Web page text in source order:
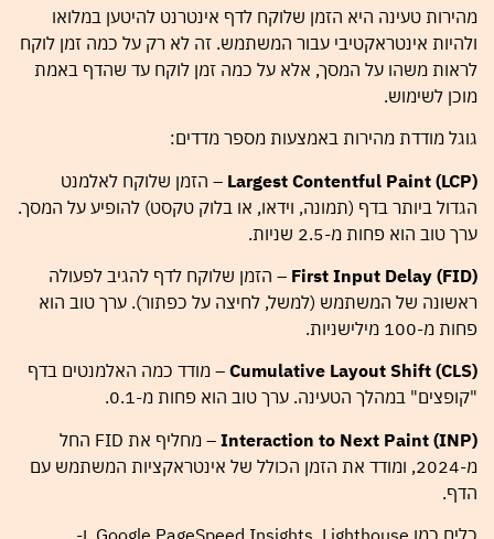
מהירות טעינה היא הזמן שלוקח לדף אינטרנט להיטען במלואו
ולהיות אינטראקטיבי עבור המשתמש. זה לא רק על כמה זמן לוקח
לראות משהו על המסך, אלא על כמה זמן לוקח עד שהדף באמת
מוכן לשימוש.
גוגל מודדת מהירות באמצעות מספר מדדים:
Largest Contentful Paint (LCP) – הזמן שלוקח לאלמנט
הגדול ביותר בדף (תמונה, וידאו, או בלוק טקסט) להופיע על המסך.
ערך טוב הוא פחות מ-2.5 שניות.
First Input Delay (FID) – הזמן שלוקח לדף להגיב לפעולה
ראשונה של המשתמש (למשל, לחיצה על כפתור). ערך טוב הוא
פחות מ-100 מילישניות.
Cumulative Layout Shift (CLS) – מודד כמה האלמנטים בדף
"קופצים" במהלך הטעינה. ערך טוב הוא פחות מ-0.1.
Interaction to Next Paint (INP)
– מחליף את FID החל
מ-2024, ומודד את הזמן הכולל של אינטראקציות המשתמש עם
הדף.